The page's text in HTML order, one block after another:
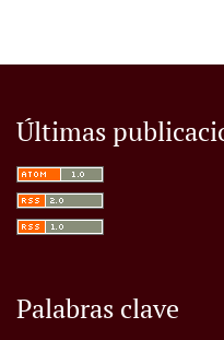
Últimas
Palabras clave